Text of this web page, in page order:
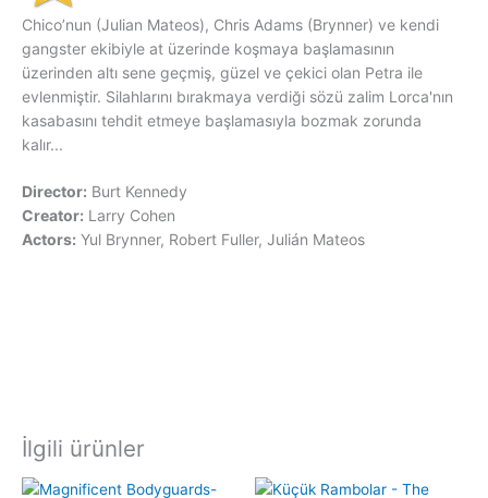
Chico’nun (Julian Mateos), Chris Adams (Brynner) ve kendi
gangster ekibiyle at üzerinde koşmaya başlamasının
üzerinden altı sene geçmiş, güzel ve çekici olan Petra ile
evlenmiştir. Silahlarını bırakmaya verdiği sözü zalim Lorca'nın
kasabasını tehdit etmeye başlamasıyla bozmak zorunda
kalır...
Director: Burt Kennedy
Creator: Larry Cohen
Actors: Yul Brynner, Robert Fuller, Julián Mateos
İlgili ürünler